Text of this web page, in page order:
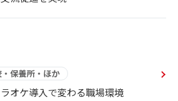
保養所・ほか
オケ導入で変わる職場環境